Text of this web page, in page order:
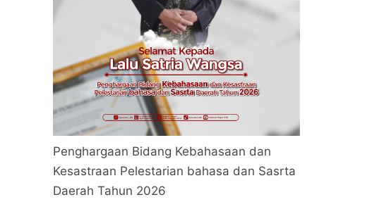
Penghargaan Bidang Kebahasaan dan
Kesastraan Pelestarian bahasa dan Sasrta
Daerah Tahun 2026